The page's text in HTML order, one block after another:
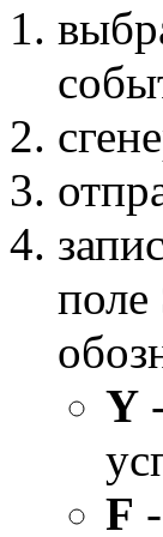
поле
Y
F